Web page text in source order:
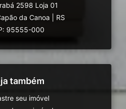
2598 Loja 01
da Canoa
RS
95555-000
também
seu imóvel